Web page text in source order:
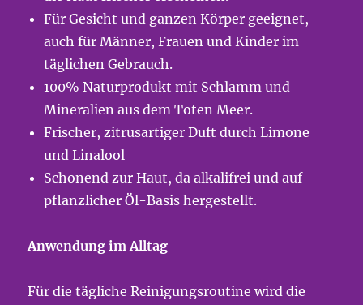
Für Gesicht und ganzen Körper geeignet,
auch für Männer, Frauen und Kinder im
täglichen Gebrauch.
100% Naturprodukt mit Schlamm und
Mineralien aus dem Toten Meer.
Frischer, zitrusartiger Duft durch Limone
und Linalool
Schonend zur Haut, da alkalifrei und auf
pflanzlicher Öl-Basis hergestellt.
Anwendung im Alltag
Für die tägliche Reinigungsroutine wird die